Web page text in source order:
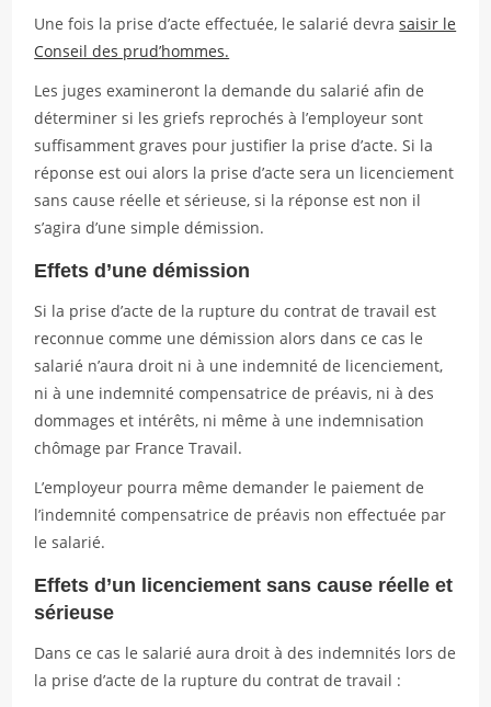
Une fois la prise d’acte effectuée, le salarié devrasaisir le
Conseil des prud’hommes.
Les juges examineront la demande du salarié afin de
déterminer si les griefs reprochés à l’employeur sont
suffisamment graves pour justifier la prise d’acte. Si la
réponse est oui alors la prise d’acte sera un licenciement
sans cause réelle et sérieuse, si la réponse est non il
s’agira d’une simple démission.
Effets d’une démission
Si la prise d’acte de la rupture du contrat de travail est
reconnue comme une démission alors dans ce cas le
salarié n’aura droit ni à une indemnité de licenciement,
ni à une indemnité compensatrice de préavis, ni à des
dommages et intérêts, ni même à une indemnisation
chômage par France Travail.
L’employeur pourra même demander le paiement de
l’indemnité compensatrice de préavis non effectuée par
le salarié.
Effets d’un licenciement sans cause réelle et
sérieuse
Dans ce cas le salarié aura droit à des indemnités lors de
la prise d’acte de la rupture du contrat de travail :